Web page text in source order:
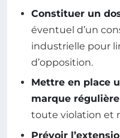
Constituer un
éventuel d’un
industrielle pour
d’opposition.
Mettre en place
marque régulière
toute violation et
Prévoir